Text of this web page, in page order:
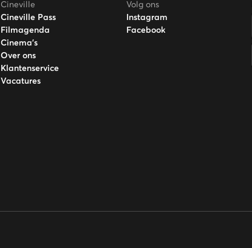
Cineville
Cineville Pass
Filmagenda
Cinema's
Over ons
Klantenservice
Vacatures
Volg ons
Instagram
Facebook